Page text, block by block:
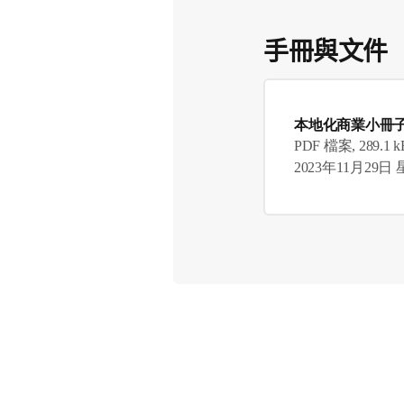
手冊與文件
本地化商業小冊
PDF 檔案, 289.1
2023年11月29日